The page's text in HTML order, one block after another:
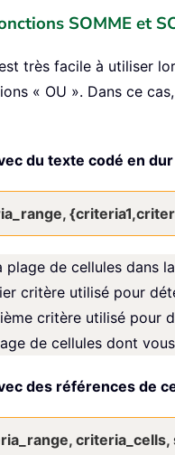
SOMME et
très facile à utiliser
« OU ». Dans ce
du texte codé en dur
plage de cellules dans
critère utilisé pour
critère utilisé pour
de cellules dont
des références de